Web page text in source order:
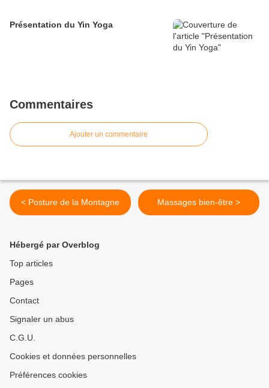
Présentation du Yin Yoga
Commentaires
Ajouter un commentaire
< Posture de la Montagne Massages bien-être >
Hébergé par Overblog
Top articles
Pages
Contact
Signaler un abus
C.G.U.
Cookies et données personnelles
Préférences cookies